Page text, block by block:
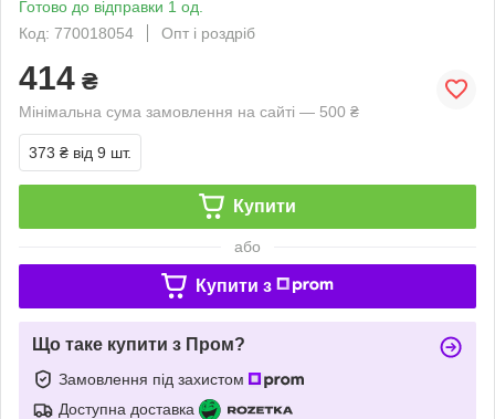
Готово до відправки 1 од.
Код: 770018054
Опт і роздріб
414 ₴
Мінімальна сума замовлення на сайті — 500 ₴
373 ₴ від 9 шт.
Купити
або
Купити з
Що таке купити з Пром?
Замовлення під захистом
Доступна доставка